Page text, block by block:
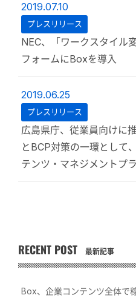
2019.07.10
プレスリリース
NEC、「ワークスタイル
フォームにBoxを導入
2019.06.25
プレスリリース
広島県庁、従業員向けに
とBCP対策の一環として
テンツ・マネジメントプ
RECENT POST 最新記事
Box、企業コンテンツ全体で